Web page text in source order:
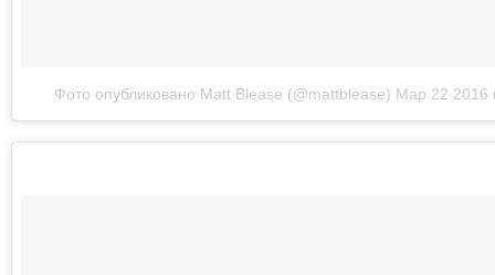
Фото опубликовано Matt Blease (@mattblease) Мар 22 2016